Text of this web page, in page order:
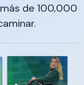
de 100,000